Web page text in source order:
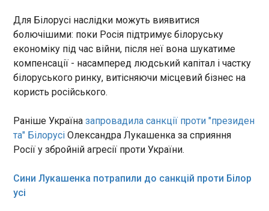
повітряна тривога. Про це повідомив київський
міський голова Віталій Кличко в Telegram. "На
Оболоні працюють сили ППО. Перебувайте в
укриттях!", - йдеться у дописі.
ЧИТАТЬ
словацького міністра про наркоманство
Зеленського
07:20:19
господарства Ріхарда Такача з закликами до
президента Володимира Зеленського піти у
Для Білорусі наслідки можуть виявитися
болючішими: поки Росія підтримує білоруську
економіку під час війни, після неї вона шукатиме
компенсації - насамперед людський капітал і частку
білоруського ринку, витісняючи місцевий бізнес на
користь російського.
Раніше Україназапровадила санкції проти "президен
та" Білорусі Олександра Лукашенка за сприяння
Росії у збройній агресії проти України.
Сини Лукашенка потрапили до санкцій проти Білор
усі